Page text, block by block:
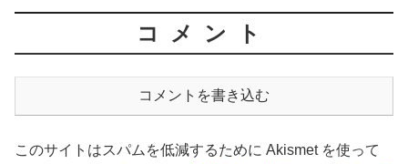
コメント
コメントを書き込む
このサイトはスパムを低減するために Akismet を使って